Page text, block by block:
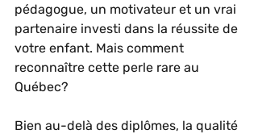
pédagogue, un motivateur et un vrai
partenaire investi dans la réussite de
votre enfant. Mais comment
reconnaître cette perle rare au
Québec?
Bien au-delà des diplômes, la qualité